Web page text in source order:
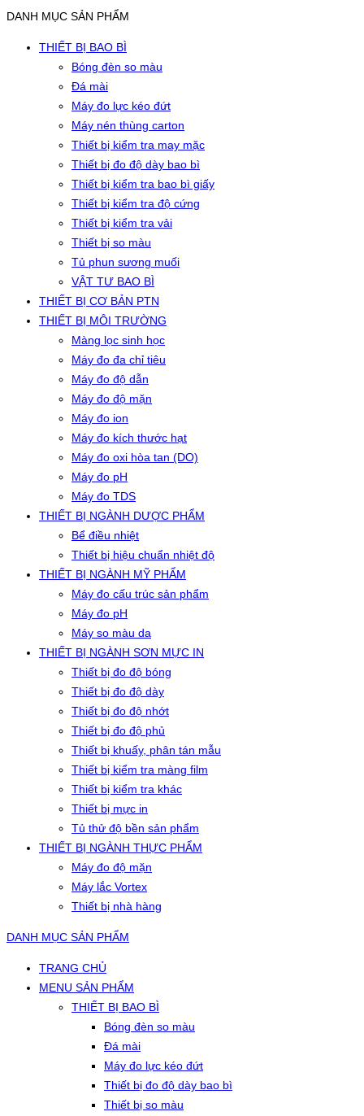
DANH MỤC SẢN PHẨM
THIẾT BỊ BAO BÌ
Bóng đèn so màu
Đá mài
Máy đo lực kéo đứt
Máy nén thùng carton
Thiết bị kiểm tra may mặc
Thiết bị đo độ dày bao bì
Thiết bị kiểm tra bao bì giấy
Thiết bị kiểm tra độ cứng
Thiết bị kiểm tra vải
Thiết bị so màu
Tủ phun sương muối
VẬT TƯ BAO BÌ
THIẾT BỊ CƠ BẢN PTN
THIẾT BỊ MÔI TRƯỜNG
Màng lọc sinh học
Máy đo đa chỉ tiêu
Máy đo độ dẫn
Máy đo độ mặn
Máy đo ion
Máy đo kích thước hạt
Máy đo oxi hòa tan (DO)
Máy đo pH
Máy đo TDS
THIẾT BỊ NGÀNH DƯỢC PHẨM
Bể điều nhiệt
Thiết bị hiệu chuẩn nhiệt độ
THIẾT BỊ NGÀNH MỸ PHẨM
Máy đo cấu trúc sản phẩm
Máy đo pH
Máy so màu da
THIẾT BỊ NGÀNH SƠN MỰC IN
Thiết bị đo độ bóng
Thiết bị đo độ dày
Thiết bị đo độ nhớt
Thiết bị đo độ phủ
Thiết bị khuấy, phân tán mẫu
Thiết bị kiểm tra màng film
Thiết bị kiểm tra khác
Thiết bị mực in
Tủ thử độ bền sản phẩm
THIẾT BỊ NGÀNH THỰC PHẨM
Máy đo độ mặn
Máy lắc Vortex
Thiết bị nhà hàng
DANH MỤC SẢN PHẨM
TRANG CHỦ
MENU SẢN PHẨM
THIẾT BỊ BAO BÌ
Bóng đèn so màu
Đá mài
Máy đo lực kéo đứt
Thiết bị đo độ dày bao bì
Thiết bị so màu